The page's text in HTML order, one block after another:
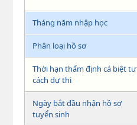
Tháng năm nhập học
Phân loại hồ sơ
Thời hạn thẩm định cá biệt tư
cách dự thi
Ngày bắt đầu nhận hồ sơ
tuyển sinh